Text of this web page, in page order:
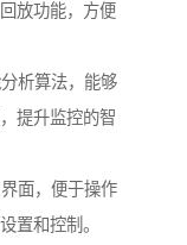
放功能，方便
析算法，能够
提升监控的智
面，便于操作
置和控制。